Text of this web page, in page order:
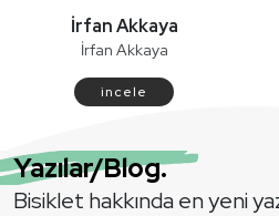
İrfan Akkaya
İrfan Akkaya
i̇ncele
Yazılar/Blog.
Bisiklet hakkında en yeni